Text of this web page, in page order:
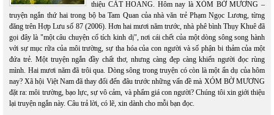
thiệu CÁT HOANG. Hôm nay là XÓM BỜ MƯƠNG –
truyện ngắn thứ hai trong bộ ba Tam Quan của nhà văn trẻ Phạm Ngọc Lương, từng
đăng trên Hợp Lưu số 87 (2006). Hơn hai mươi năm trước, nhà phê bình Thụy Khuê đã
gọi đây là "một câu chuyện cổ tích kinh dị", nơi cái chết của một dòng sông song hành
với sự mục rữa của môi trường, sự tha hóa của con người và số phận bi thảm của một
đứa trẻ. Một truyện ngắn đầy chất thơ, nhưng càng đẹp càng khiến người đọc rùng
mình. Hai mươi năm đã trôi qua. Dòng sông trong truyện có còn là một ẩn dụ của hôm
nay? Xã hội Việt Nam đã thay đổi đến đâu trước những vấn đề mà XÓM BỜ MƯƠNG
đặt ra: môi trường, bạo lực, sự vô cảm, và phẩm giá con người? Chúng tôi xin giới thiệu
lại truyện ngắn này. Câu trả lời, có lẽ, xin dành cho mỗi bạn đọc.